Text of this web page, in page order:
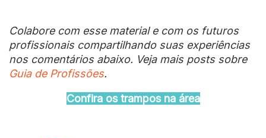
Colabore com esse material e com os futuros
profissionais compartilhando suas experiências
nos comentários abaixo. Veja mais posts sobre
Guia de Profissões.
Confira os trampos na área